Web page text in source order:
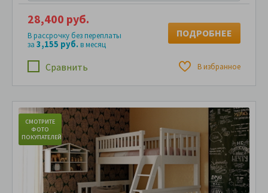
Сравнить В избранное
28,400 руб.
В рассрочку без переплаты
за 3,155 руб.в месяц
ПОДРОБНЕЕ
СМОТРИТЕ
ФОТО
ПОКУПАТЕЛЕЙ